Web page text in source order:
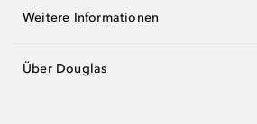
Weitere Informationen
Über Douglas